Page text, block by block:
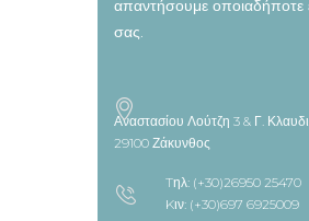
απαντήσουμε
σας.
Αναστασίου Λούτζη 3 & Γ.
29100 Ζάκυνθος
Tηλ: (+30)26950 25470
Kιν: (+30)697 6925009